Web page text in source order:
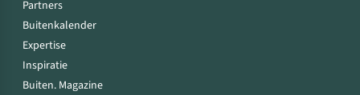
Partners
Buitenkalender
Expertise
Inspiratie
Buiten. Magazine